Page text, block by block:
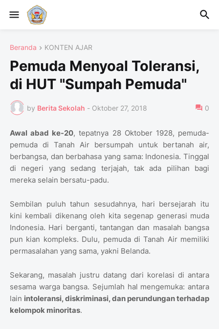
Beranda KONTEN AJAR
Pemuda Menyoal Toleransi,
di HUT "Sumpah Pemuda"
by Berita Sekolah - Oktober 27, 2018 0
Awal abad ke-20, tepatnya 28 Oktober 1928, pemuda-
pemuda di Tanah Air bersumpah untuk bertanah air,
berbangsa, dan berbahasa yang sama: Indonesia. Tinggal
di negeri yang sedang terjajah, tak ada pilihan bagi
mereka selain bersatu-padu.
Sembilan puluh tahun sesudahnya, hari bersejarah itu
kini kembali dikenang oleh kita segenap generasi muda
Indonesia. Hari berganti, tantangan dan masalah bangsa
pun kian kompleks. Dulu, pemuda di Tanah Air memiliki
permasalahan yang sama, yakni Belanda.
Sekarang, masalah justru datang dari korelasi di antara
sesama warga bangsa. Sejumlah hal mengemuka: antara
lain intoleransi, diskriminasi, dan perundungan terhadap
kelompok minoritas.